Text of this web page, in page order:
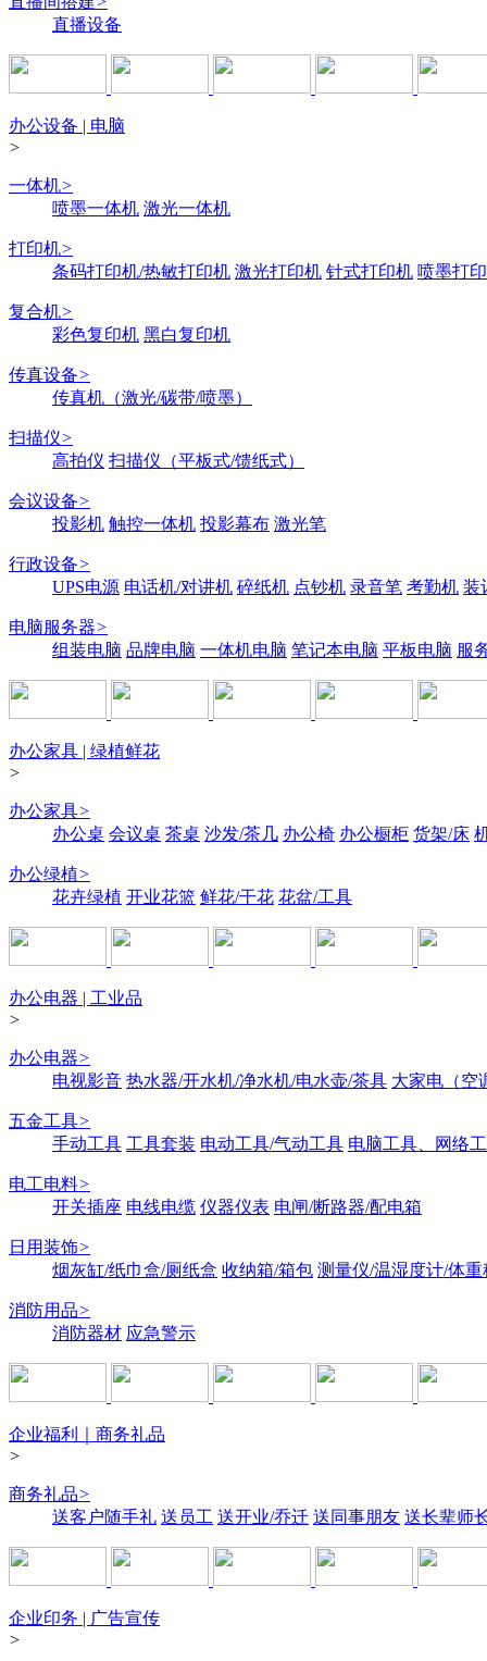
直播设备
办公设备 | 电脑
>
一体机>
喷墨一体机 激光一体机
打印机>
条码打印机/热敏打印机 激光打印机 针式打印机 喷墨打
复合机>
彩色复印机 黑白复印机
传真设备>
传真机（激光/碳带/喷墨）
扫描仪>
高拍仪 扫描仪（平板式/馈纸式）
会议设备>
投影机 触控一体机 投影幕布 激光笔
行政设备>
UPS电源 电话机/对讲机 碎纸机 点钞机 录音笔 考勤机 装
电脑服务器>
组装电脑 品牌电脑 一体机电脑 笔记本电脑 平板电脑 服
办公家具 | 绿植鲜花
>
办公家具>
办公桌 会议桌 茶桌 沙发/茶几 办公椅 办公橱柜 货架/床
办公绿植>
花卉绿植 开业花篮 鲜花/干花 花盆/工具
办公电器 | 工业品
>
办公电器>
电视影音 热水器/开水机/净水机/电水壶/茶具 大家电（空
五金工具>
手动工具 工具套装 电动工具/气动工具 电脑工具、网络
电工电料>
开关插座 电线电缆 仪器仪表 电闸/断路器/配电箱
日用装饰>
烟灰缸/纸巾盒/厕纸盒 收纳箱/箱包 测量仪/温湿度计/体重
消防用品>
消防器材 应急警示
企业福利｜商务礼品
>
商务礼品>
送客户随手礼 送员工 送开业/乔迁 送同事朋友 送长辈师
企业印务 | 广告宣传
>